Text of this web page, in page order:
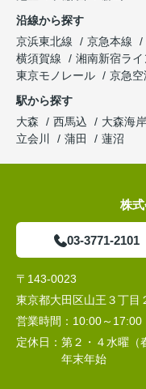
沿線から探す
京浜東北線
京急本線
横須賀線
湘南新宿ラ
東京モノレール
京急空
駅から探す
大森
西馬込 大森海岸
立会川
蒲田 蓮沼
株
03-3771-2101
〒143-0023
東京都大田区山王３丁目
営業時間： 10:00～17:00
定休日： 第２・４水曜（
年末年始